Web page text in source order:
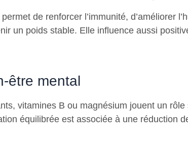
de renforcer l’immunité, d’améliorer
un poids stable. Elle influence aussi
être mental
vitamines B ou magnésium jouent un rôle
équilibrée est associée à une réduction